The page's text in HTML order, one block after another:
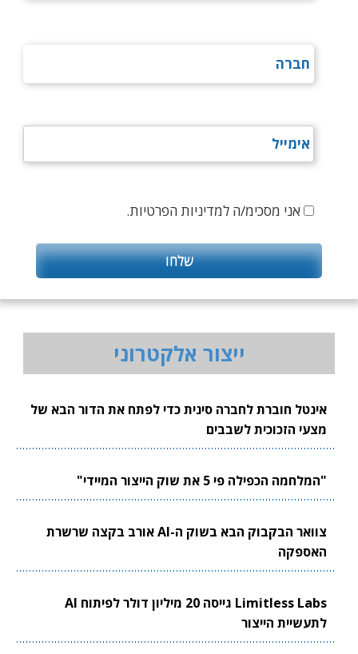
אני מסכימ/ה למדיניות הפרטיות.
ייצור אלקטרוני
אינטל חוברת לחברה סינית כדי לפתח את הדור הבא של
מצעי הזכוכית לשבבים
"המלחמה הכפילה פי 5 את שוק הייצור המיידי"
צוואר הבקבוק הבא בשוק ה-AI אורב בקצה שרשרת
האספקה
Limitless Labs גייסה 20 מיליון דולר לפיתוח AI
לתעשיית הייצור